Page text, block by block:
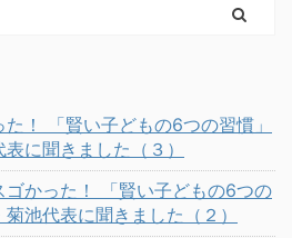
！ 「賢い子どもの6つの習慣」
に聞きました（３）
かった！ 「賢い子どもの6つの
池代表に聞きました（２）